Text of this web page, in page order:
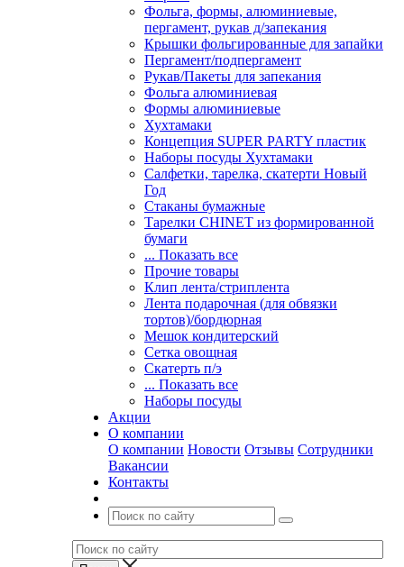
Фольга, формы, алюминиевые,
пергамент, рукав д/запекания
Крышки фольгированные для запайки
Пергамент/подпергамент
Рукав/Пакеты для запекания
Фольга алюминиевая
Формы алюминиевые
Хухтамаки
Концепция SUPER PARTY пластик
Наборы посуды Хухтамаки
Салфетки, тарелка, скатерти Новый
Год
Стаканы бумажные
Тарелки CHINET из формированной
бумаги
... Показать все
Прочие товары
Клип лента/стриплента
Лента подарочная (для обвязки
тортов)/бордюрная
Мешок кондитерский
Сетка овощная
Скатерть п/э
... Показать все
Наборы посуды
Акции
О компании
О компании Новости Отзывы Сотрудники
Вакансии
Контакты